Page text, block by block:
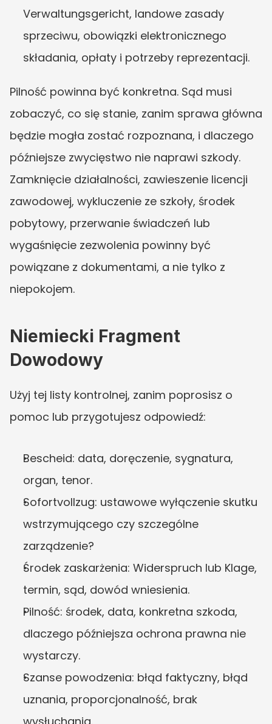
Verwaltungsgericht, landowe zasady
sprzeciwu, obowiązki elektronicznego
składania, opłaty i potrzeby reprezentacji.
Pilność powinna być konkretna. Sąd musi
zobaczyć, co się stanie, zanim sprawa główna
będzie mogła zostać rozpoznana, i dlaczego
późniejsze zwycięstwo nie naprawi szkody.
Zamknięcie działalności, zawieszenie licencji
zawodowej, wykluczenie ze szkoły, środek
pobytowy, przerwanie świadczeń lub
wygaśnięcie zezwolenia powinny być
powiązane z dokumentami, a nie tylko z
niepokojem.
Niemiecki Fragment
Dowodowy
Użyj tej listy kontrolnej, zanim poprosisz o
pomoc lub przygotujesz odpowiedź:
Bescheid: data, doręczenie, sygnatura,
organ, tenor.
Sofortvollzug: ustawowe wyłączenie skutku
wstrzymującego czy szczególne
zarządzenie?
Środek zaskarżenia: Widerspruch lub Klage,
termin, sąd, dowód wniesienia.
Pilność: środek, data, konkretna szkoda,
dlaczego późniejsza ochrona prawna nie
wystarczy.
Szanse powodzenia: błąd faktyczny, błąd
uznania, proporcjonalność, brak